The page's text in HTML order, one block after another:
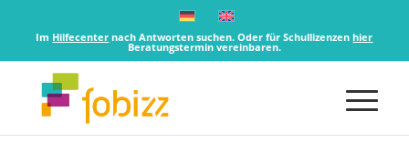
Im Hilfecenter nach Antworten suchen. Oder für Schullizenzenhier
Beratungstermin vereinbaren.